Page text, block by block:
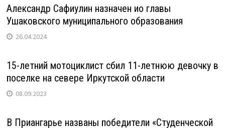
Александр Сафиулин назначен ио главы
Ушаковского муниципального образования
26.04.2024
15-летний мотоциклист сбил 11-летнюю девочку в
поселке на севере Иркутской области
08.09.2023
В Приангарье названы победители «Студенческой